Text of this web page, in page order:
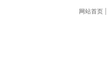
网站首页